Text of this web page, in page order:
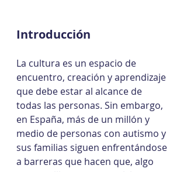
Introducción
La cultura es un espacio de
encuentro, creación y aprendizaje
que debe estar al alcance de
todas las personas. Sin embargo,
en España, más de un millón y
medio de personas con autismo y
sus familias siguen enfrentándose
a barreras que hacen que, algo